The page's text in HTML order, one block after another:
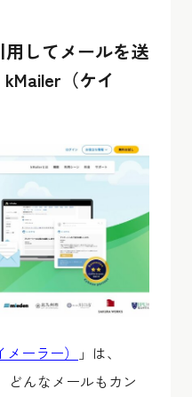
してメールを送
（ケイ
ーラー）
」は、
どんなメールもカン